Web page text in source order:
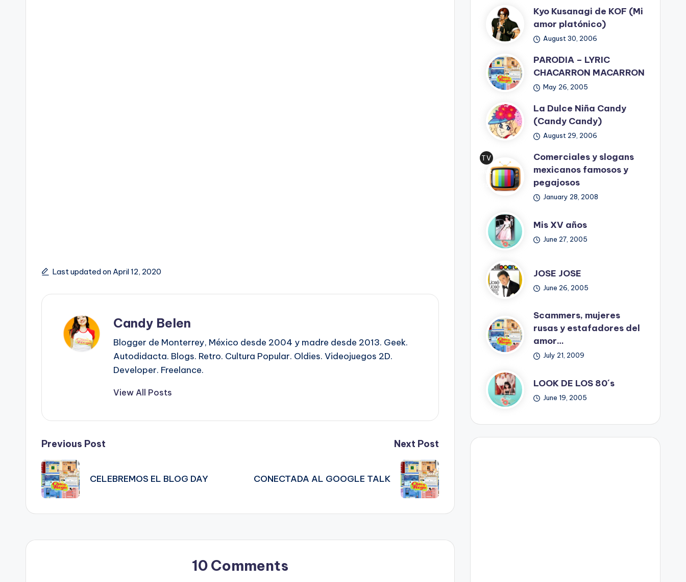
Last updated on April 12, 2020
Candy Belen
Blogger de Monterrey, México desde 2004 y madre desde 2013. Geek.
Autodidacta. Blogs. Retro. Cultura Popular. Oldies. Videojuegos 2D.
Developer. Freelance.
View All Posts
Post
navigation
Previous Post
CELEBREMOS EL BLOG DAY
Next Post
CONECTADA AL GOOGLE TALK
10 Comments
Kyo Kusanagi de KOF (Mi
amor platónico)
August 30, 2006
PARODIA – LYRIC
CHACARRON MACARRON
May 26, 2005
La Dulce Niña Candy
(Candy Candy)
August 29, 2006
TV
Ret
ro
Comerciales y slogans
mexicanos famosos y
pegajosos
January 28, 2008
Mis XV años
June 27, 2005
JOSE JOSE
June 26, 2005
Scammers, mujeres
rusas y estafadores del
amor…
July 21, 2009
LOOK DE LOS 80´s
June 19, 2005